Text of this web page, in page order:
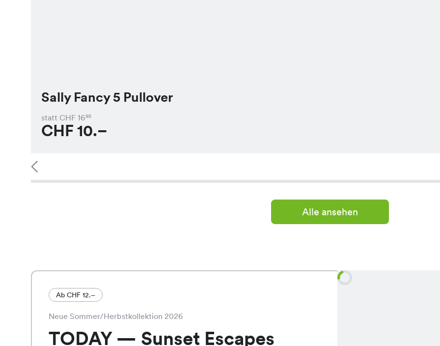
Sally Fancy 5 Pullover
statt CHF 1695
CHF 10.–
Alle ansehen
Ab CHF 12.–
Neue Sommer/Herbstkollektion 2026
TODAY — Sunset Escapes